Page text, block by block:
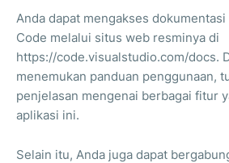
Anda dapat mengakses
Code melalui situs web resminya di
https://code.visualstudio.com/docs.
menemukan panduan penggunaan,
penjelasan mengenai berbagai fitur
aplikasi ini.
Selain itu, Anda juga dapat